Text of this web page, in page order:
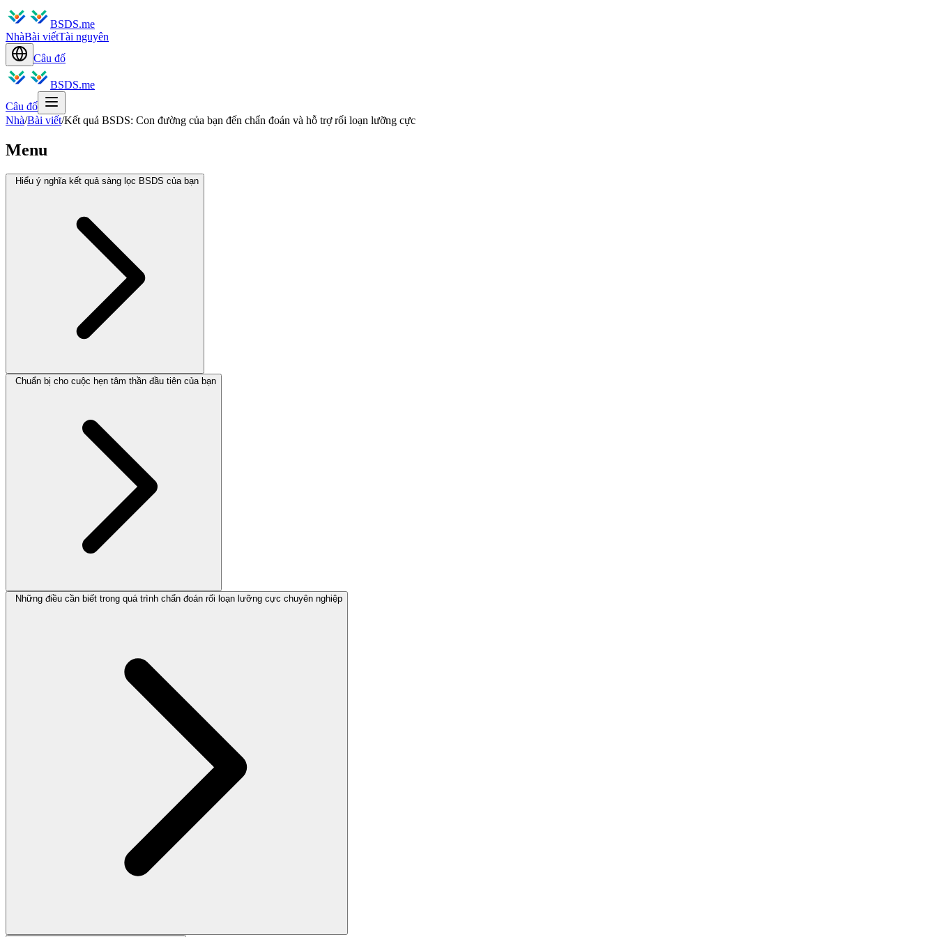
BSDS.me
NhàBài viếtTài nguyên
Câu đố
BSDS.me
Câu đố
Nhà/Bài viết/Kết quả BSDS: Con đường của bạn đến chẩn đoán và hỗ trợ rối loạn lưỡng cực
Menu
Hiểu ý nghĩa kết quả sàng lọc BSDS của bạn
Chuẩn bị cho cuộc hẹn tâm thần đầu tiên của bạn
Những điều cần biết trong quá trình chẩn đoán rối loạn lưỡng cực chuyên nghiệp